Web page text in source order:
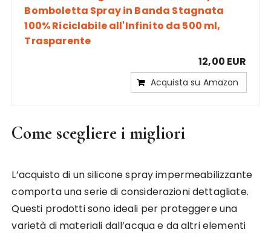
Bomboletta Spray in Banda Stagnata
100% Riciclabile all'Infinito da 500 ml,
Trasparente
12,00 EUR
Acquista su Amazon
Come scegliere i migliori
L’acquisto di un silicone spray impermeabilizzante
comporta una serie di considerazioni dettagliate.
Questi prodotti sono ideali per proteggere una
varietà di materiali dall’acqua e da altri elementi